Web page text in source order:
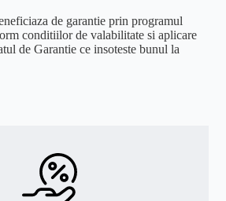
de garantie prin programul
conditiilor de valabilitate si aplicare
de Garantie ce insoteste bunul la